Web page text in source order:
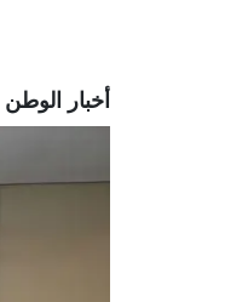
أخبار الوطن